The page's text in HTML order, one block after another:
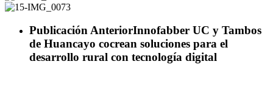
Publicación AnteriorInnofabber UC y Tambos
de Huancayo cocrean soluciones para el
desarrollo rural con tecnología digital